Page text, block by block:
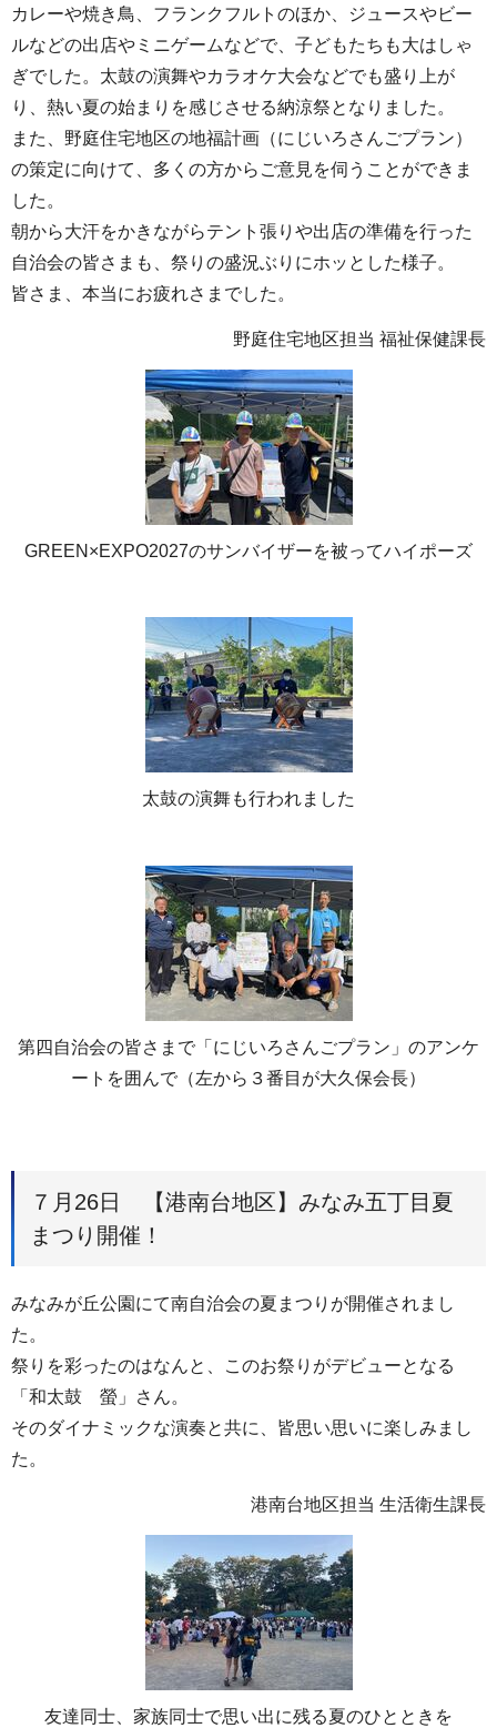
カレーや焼き鳥、フランクフルトのほか、ジュースやビー
ルなどの出店やミニゲームなどで、子どもたちも大はしゃ
ぎでした。太鼓の演舞やカラオケ大会などでも盛り上が
り、熱い夏の始まりを感じさせる納涼祭となりました。
また、野庭住宅地区の地福計画（にじいろさんごプラン）
の策定に向けて、多くの方からご意見を伺うことができま
した。
朝から大汗をかきながらテント張りや出店の準備を行った
自治会の皆さまも、祭りの盛況ぶりにホッとした様子。
皆さま、本当にお疲れさまでした。
野庭住宅地区担当 福祉保健課長
GREEN×EXPO2027のサンバイザーを被ってハイポーズ
太鼓の演舞も行われました
第四自治会の皆さまで「にじいろさんごプラン」のアンケ
ートを囲んで（左から３番目が大久保会長）
７月26日 【港南台地区】みなみ五丁目夏
まつり開催！
みなみが丘公園にて南自治会の夏まつりが開催されまし
た。
祭りを彩ったのはなんと、このお祭りがデビューとなる
「和太鼓 螢」さん。
そのダイナミックな演奏と共に、皆思い思いに楽しみまし
た。
港南台地区担当 生活衛生課長
友達同士、家族同士で思い出に残る夏のひとときを